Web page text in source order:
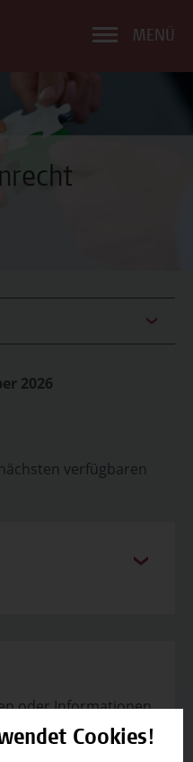
MENÜ
2026
verfügbaren
oder Informationen
wir gerne zur
Cookies!